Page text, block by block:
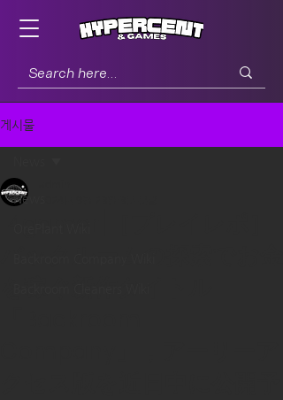
게시물
News